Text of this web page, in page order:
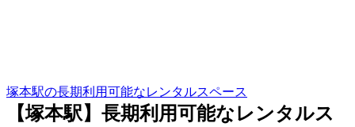
塚本駅の長期利用可能なレンタルスペース
【塚本駅】長期利用可能なレンタルス